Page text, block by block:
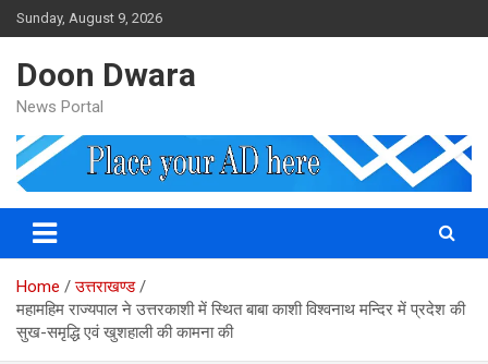
Skip
to
Sunday, August 9, 2026
Doon Dwara
News Portal
Home
उत्तराखण्ड
महामहिम राज्यपाल ने उत्तरकाशी में स्थित बाबा काशी विश्वनाथ मन्दिर में प्रदेश की
सुख-समृद्धि एवं खुशहाली की कामना की